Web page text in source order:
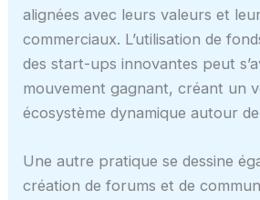
alignées avec leurs valeurs et
commerciaux. L’utilisation de
des start-ups innovantes peut
mouvement gagnant, créant un
écosystème dynamique autour
Une autre pratique se dessine
création de forums et de